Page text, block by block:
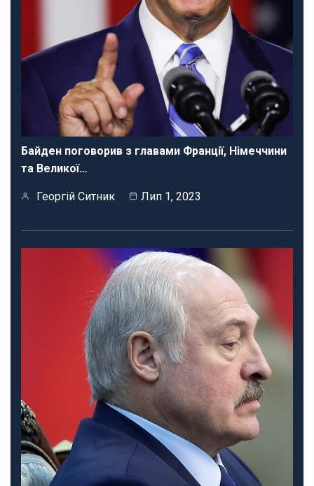
Байден поговорив з главами Франції, Німеччини
та Великої…
Георгій Ситник Лип 1, 2023